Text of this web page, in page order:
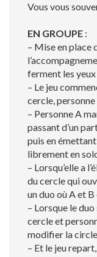
Vous vous
EN GROUPE :
– Mise en place
ferment les
– Le jeu
cercle, personne
– Personne A
passant d’un
puis en
librement en
– Lorsqu’elle a
du cercle qui
un duo où A et
– Lorsque le
cercle et
modifier la
– Et le jeu